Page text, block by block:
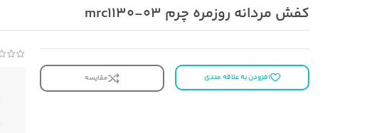
کفش مردانه روزمره چرم mrc1130-03
افزودن به علاقه مندی مقایسه